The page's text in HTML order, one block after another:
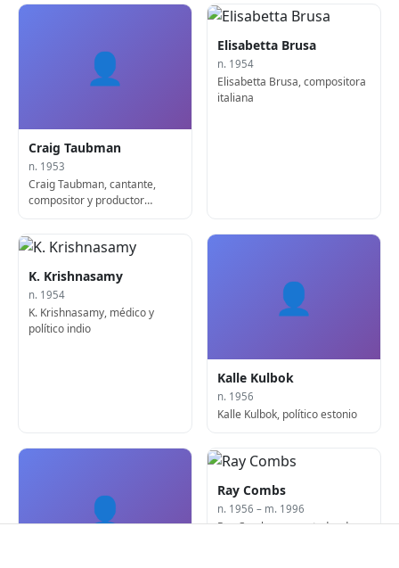
👤
Craig Taubman
n. 1953
Craig Taubman, cantante,
compositor y productor
Elisabetta Brusa
n. 1954
Elisabetta Brusa, compositora
italiana
K. Krishnasamy
n. 1954
K. Krishnasamy, médico y
político indio
👤
Kalle Kulbok
n. 1956
Kalle Kulbok, político estonio
👤 Ray Combs
n. 1956 – m. 1996
Ray Combs, presentador de